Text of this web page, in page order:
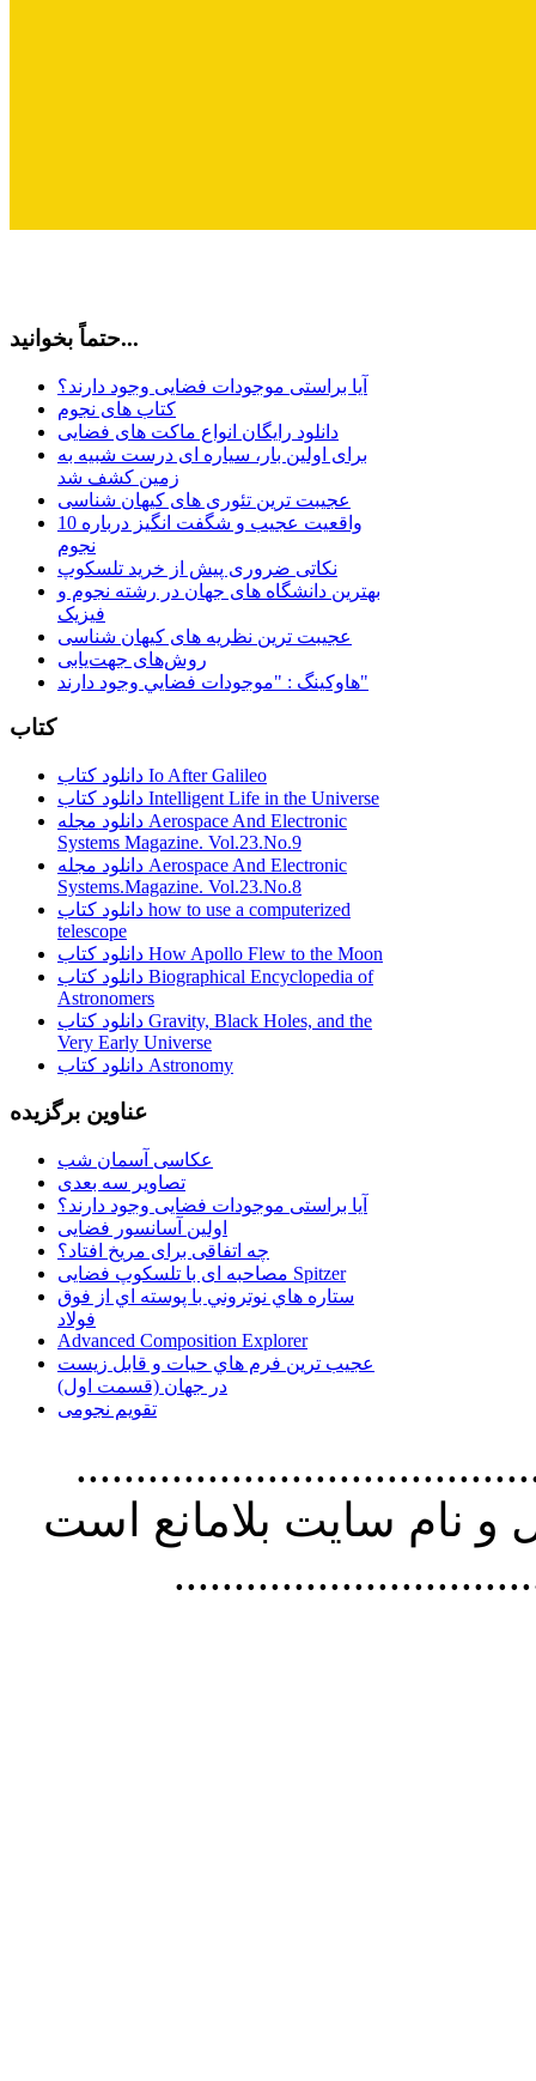
حتماً بخوانید...
آیا براستی موجودات فضایی وجود دارند؟
کتاب های نجوم
دانلود رایگان انواع ماکت های فضایی
برای اولین بار، سیاره ای درست شبیه به
زمین کشف شد
عجیبت ترین تئوری های کیهان شناسی
10 واقعیت عجیب و شگفت انگیز درباره
نجوم
نکاتی ضروری پیش از خرید تلسکوپ
بهترین دانشگاه های جهان در رشته نجوم و
فیزیک
عجیبت ترین نظریه های کیهان شناسی
روش‌های جهت‌یابی
هاوكينگ : "موجودات فضايي وجود دارند"
کتاب
دانلود کتاب Io After Galileo
دانلود کتاب Intelligent Life in the Universe
دانلود مجله Aerospace And Electronic
Systems Magazine. Vol.23.No.9
دانلود مجله Aerospace And Electronic
Systems.Magazine. Vol.23.No.8
دانلود کتاب how to use a computerized
telescope
دانلود کتاب How Apollo Flew to the Moon
دانلود کتاب Biographical Encyclopedia of
Astronomers
دانلود کتاب Gravity, Black Holes, and the
Very Early Universe
دانلود کتاب Astronomy
عناوین برگزیده
عکاسی آسمان شب
تصاویر سه بعدی
آیا براستی موجودات فضایی وجود دارند؟
اولین آسانسور فضایی
چه اتفاقی برای مریخ افتاد؟
مصاحبه ای با تلسکوپ فضایی Spitzer
ستاره هاي نوتروني با پوسته اي از فوق
فولاد
Advanced Composition Explorer
عجیب ترین فرم هاي حيات و قابل زيست
در جهان (قسمت اول)
تقویم نجومی
استفاده از
نام سايت بلامانع است